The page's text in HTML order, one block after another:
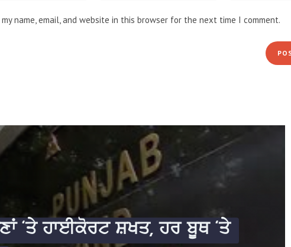
my name, email, and website in this browser for the next time I comment.
‘ਤੇ ਹਾਈਕੋਰਟ ਸ਼ਖਤ, ਹਰ ਬੂਥ ‘ਤੇ